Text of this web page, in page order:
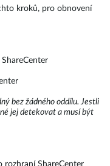
kroků, pro obnovení
bez žádného oddílu. Jestli
jej detekovat a musí být
rozhraní ShareCenter